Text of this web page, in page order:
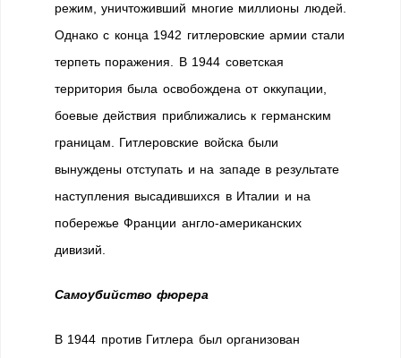
режим, уничтоживший многие миллионы людей.
Однако с конца 1942 гитлеровские армии стали
терпеть поражения. В 1944 советская
территория была освобождена от оккупации,
боевые действия приближались к германским
границам. Гитлеровские войска были
вынуждены отступать и на западе в результате
наступления высадившихся в Италии и на
побережье Франции англо-американских
дивизий.
Самоубийство фюрера
В 1944 против Гитлера был организован